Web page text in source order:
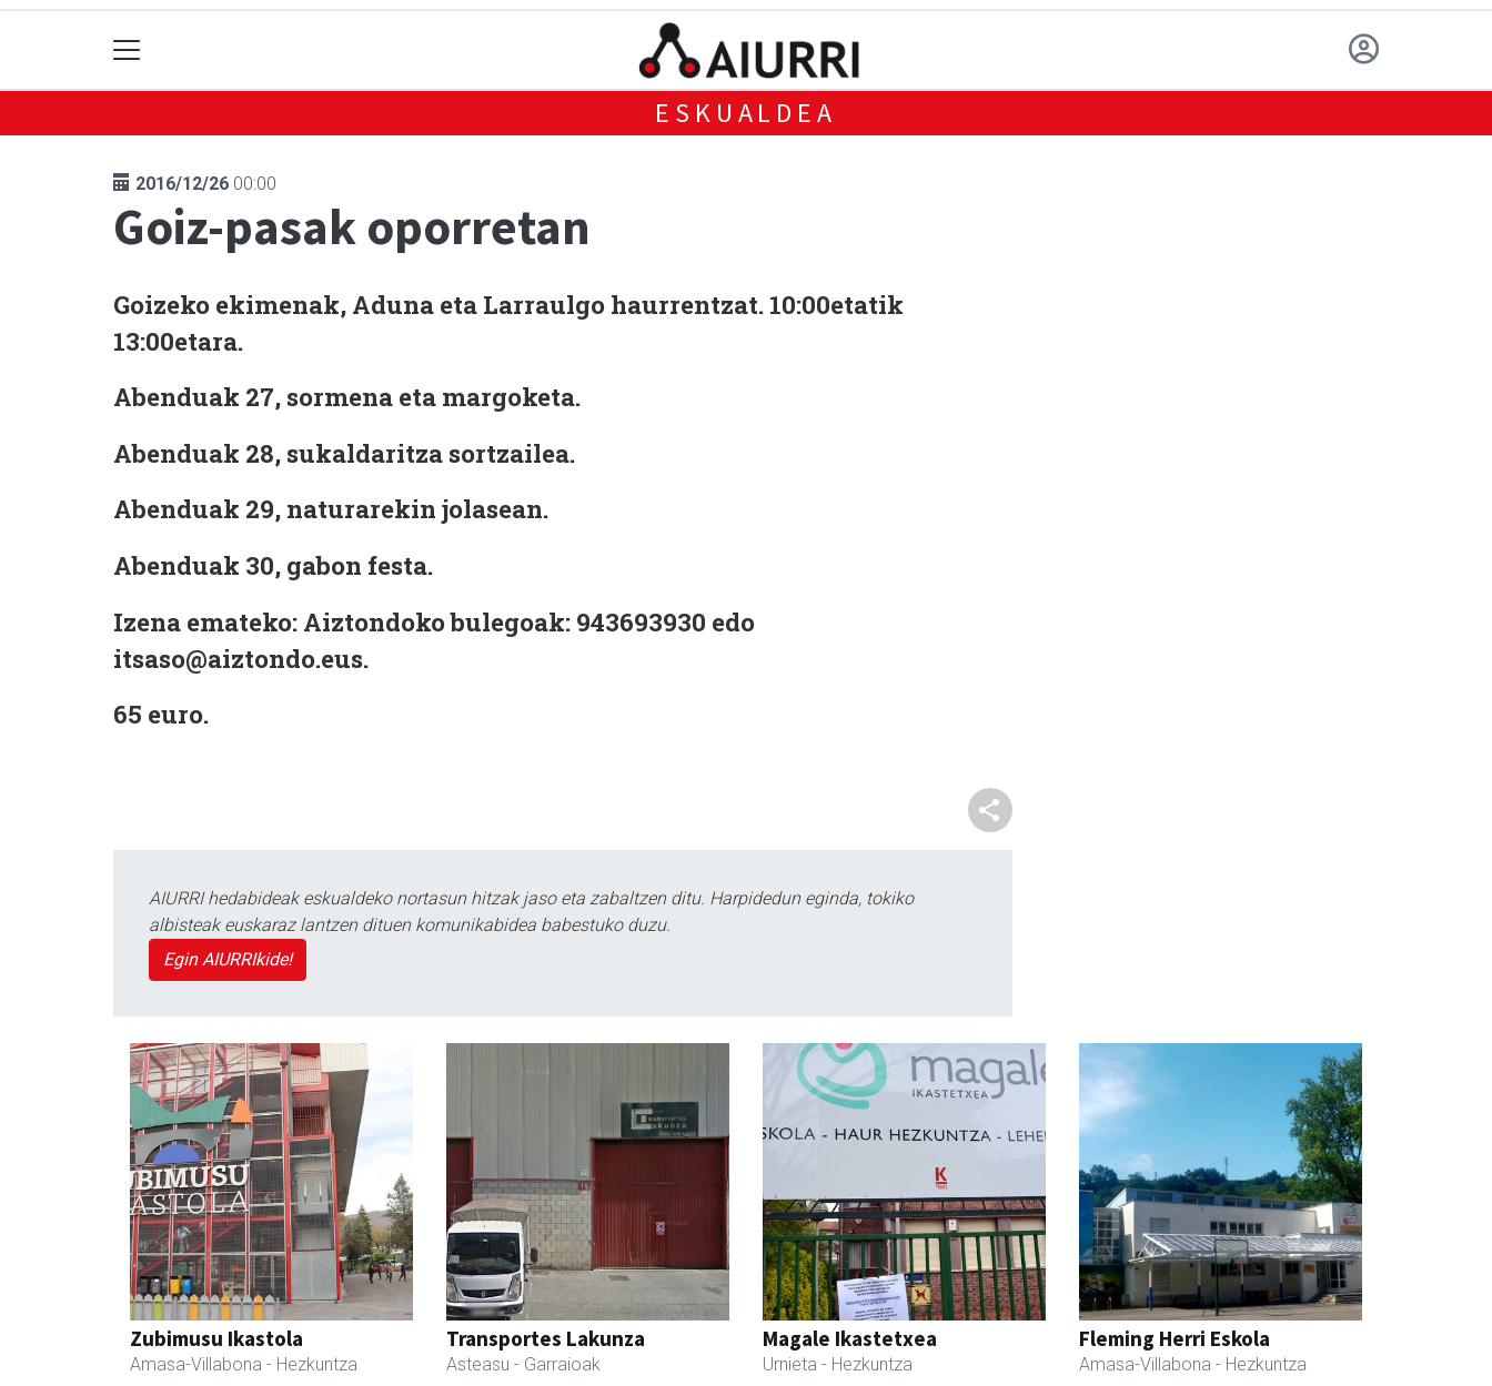
ESKUALDEA
2016/12/26 00:00
Goiz-pasak oporretan
Goizeko ekimenak, Aduna eta Larraulgo haurrentzat. 10:00etatik
13:00etara.
Abenduak 27, sormena eta margoketa.
Abenduak 28, sukaldaritza sortzailea.
Abenduak 29, naturarekin jolasean.
Abenduak 30, gabon festa.
Izena emateko: Aiztondoko bulegoak: 943693930 edo
itsaso@aiztondo.eus.
65 euro.
AIURRI hedabideak eskualdeko nortasun hitzak jaso eta zabaltzen ditu. Harpidedun eginda, tokiko
albisteak euskaraz lantzen dituen komunikabidea babestuko duzu.
Egin AIURRIkide!
Zubimusu Ikastola
Amasa-Villabona - Hezkuntza
Transportes Lakunza
Asteasu - Garraioak
Magale Ikastetxea
Urnieta - Hezkuntza
Fleming Herri Eskola
Amasa-Villabona - Hezkuntza